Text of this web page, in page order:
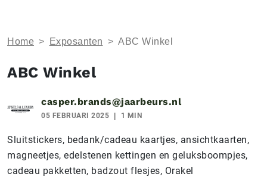
Home > Exposanten > ABC Winkel
ABC Winkel
casper.brands@jaarbeurs.nl
05 FEBRUARI 2025 1 MIN
Sluitstickers, bedank/cadeau kaartjes, ansichtkaarten,
magneetjes, edelstenen kettingen en geluksboompjes,
cadeau pakketten, badzout flesjes, Orakel